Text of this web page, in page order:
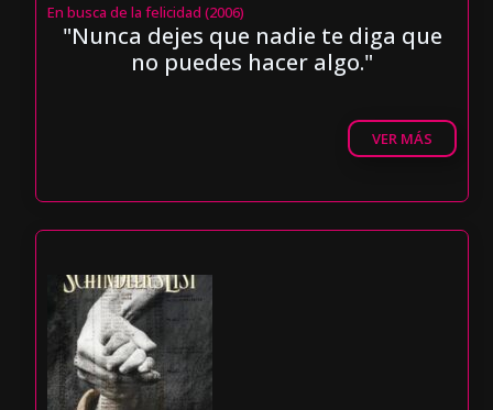
En busca de la felicidad (2006)
"Nunca dejes que nadie te diga que
no puedes hacer algo."
VER MÁS